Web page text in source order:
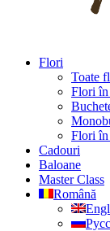
Flori
Toate
Flori în
Flori în
Cadouri
Baloane
Master Class
Română